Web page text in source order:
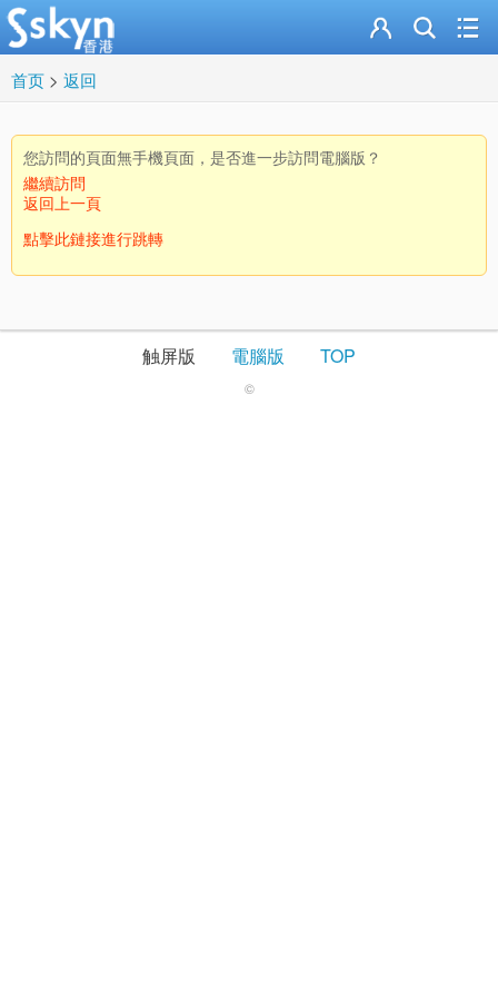
首页 > 返回
您訪問的頁面無手機頁面，是否進一步訪問電腦版？
繼續訪問
返回上一頁
點擊此鏈接進行跳轉
触屏版 電腦版 TOP
©